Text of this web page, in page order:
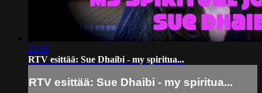
23:02
RTV esittää: Sue Dhaibi - my spiritua...
RTV esittää: Sue Dhaibi - my spiritua...